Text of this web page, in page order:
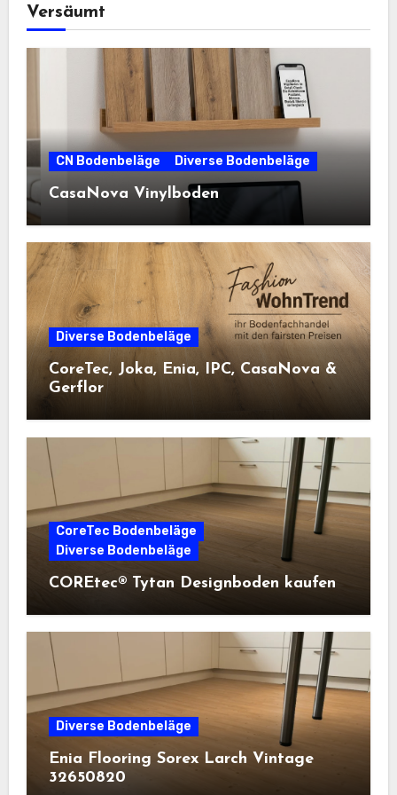
Versäumt
CN Bodenbeläge Diverse Bodenbeläge
CasaNova Vinylboden
Diverse Bodenbeläge
CoreTec, Joka, Enia, IPC, CasaNova &
Gerflor
CoreTec Bodenbeläge
Diverse Bodenbeläge
COREtec® Tytan Designboden kaufen
Diverse Bodenbeläge
Enia Flooring Sorex ​Larch Vintage
32650820